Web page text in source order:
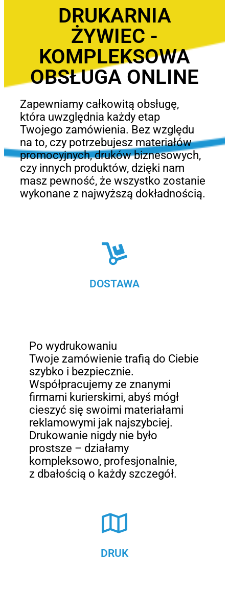
DRUKARNIA
ŻYWIEC -
KOMPLEKSOWA
OBSŁUGA ONLINE
Zapewniamy całkowitą obsługę,
która uwzględnia każdy etap
Twojego zamówienia. Bez względu
na to, czy potrzebujesz materiałów
promocyjnych, druków biznesowych,
czy innych produktów, dzięki nam
masz pewność, że wszystko zostanie
wykonane z najwyższą dokładnością.
DRUK
DOSTAWA
Po wydrukowaniu
Twoje zamówienie trafią do Ciebie
szybko i bezpiecznie.
Współpracujemy ze znanymi
firmami kurierskimi, abyś mógł
cieszyć się swoimi materiałami
reklamowymi jak najszybciej.
Drukowanie nigdy nie było
prostsze – działamy
kompleksowo, profesjonalnie,
z dbałością o każdy szczegół.